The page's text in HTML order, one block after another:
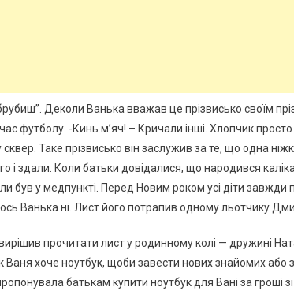
Деколи Ванька вважав це прізвисько своїм
футболу. -Кинь м’яч! – Кричали інші. Хлопчик
Таке прізвисько він заслужив за те, що одна
і здали. Коли батьки довідалися, що народився
був у медпункті. Перед Новим роком усі діти
Ванька ні. Лист його потрапив одному льотчику
прочитати лист у родинному колі — дружині
Ваня хоче ноутбук, щоби завести нових знайомих
батькам купити ноутбук для Вані за гроші